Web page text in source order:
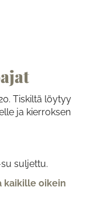
Tiskiltä löytyy
ja kierroksen
suljettu.
kaikille oikein